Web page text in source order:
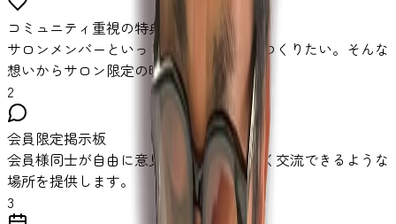
コミュニティ重視の特典
サロンメンバーといっしょに楽しい場をつくりたい。そんな
想いからサロン限定の暖かい特典が満載
2
会員限定掲示板
会員様同士が自由に意見を交換し、楽しく交流できるような
場所を提供します。
3